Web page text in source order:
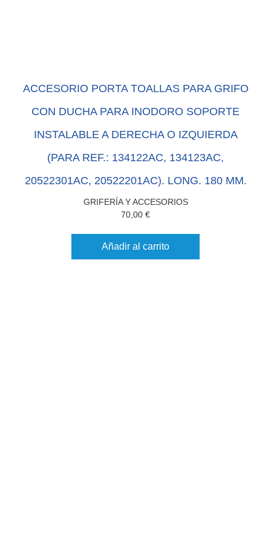
ACCESORIO PORTA TOALLAS PARA GRIFO
CON DUCHA PARA INODORO SOPORTE
INSTALABLE A DERECHA O IZQUIERDA
(PARA REF.: 134122AC, 134123AC,
20522301AC, 20522201AC). LONG. 180 MM.
GRIFERÍA Y ACCESORIOS
70,00 €
Añadir al carrito